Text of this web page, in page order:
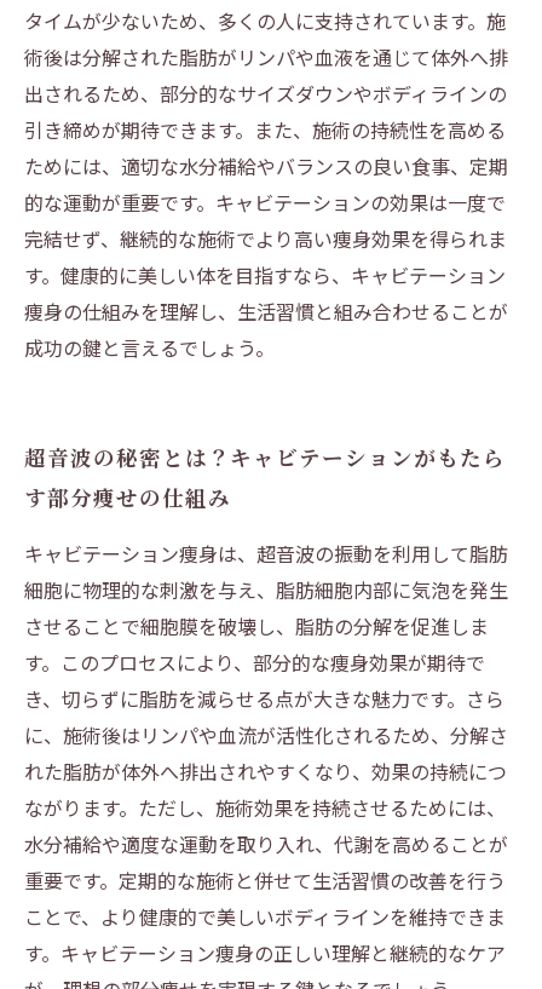
タイムが少ないため、多くの人に支持されています。施
術後は分解された脂肪がリンパや血液を通じて体外へ排
出されるため、部分的なサイズダウンやボディラインの
引き締めが期待できます。また、施術の持続性を高める
ためには、適切な水分補給やバランスの良い食事、定期
的な運動が重要です。キャビテーションの効果は一度で
完結せず、継続的な施術でより高い痩身効果を得られま
す。健康的に美しい体を目指すなら、キャビテーション
痩身の仕組みを理解し、生活習慣と組み合わせることが
成功の鍵と言えるでしょう。
超音波の秘密とは？キャビテーションがもたら
す部分痩せの仕組み
キャビテーション痩身は、超音波の振動を利用して脂肪
細胞に物理的な刺激を与え、脂肪細胞内部に気泡を発生
させることで細胞膜を破壊し、脂肪の分解を促進しま
す。このプロセスにより、部分的な痩身効果が期待で
き、切らずに脂肪を減らせる点が大きな魅力です。さら
に、施術後はリンパや血流が活性化されるため、分解さ
れた脂肪が体外へ排出されやすくなり、効果の持続につ
ながります。ただし、施術効果を持続させるためには、
水分補給や適度な運動を取り入れ、代謝を高めることが
重要です。定期的な施術と併せて生活習慣の改善を行う
ことで、より健康的で美しいボディラインを維持できま
す。キャビテーション痩身の正しい理解と継続的なケア